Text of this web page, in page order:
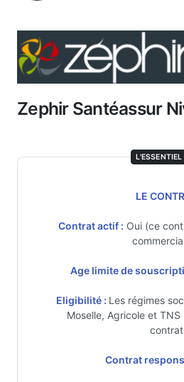
Zephir Santéassur
L'ESSENTIEL
LE
Contrat actif : Oui (ce
Age limite de
Eligibilité : Les régimes
Moselle, Agricole et
contrat
Contrat